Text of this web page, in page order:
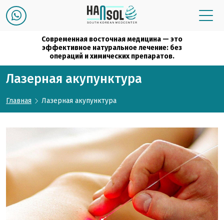
Современная восточная медицина — это
эффективное натуральное лечение: без
операций и химических препаратов.
Лазерная акупунктура
Главная Лазерная акупунктура